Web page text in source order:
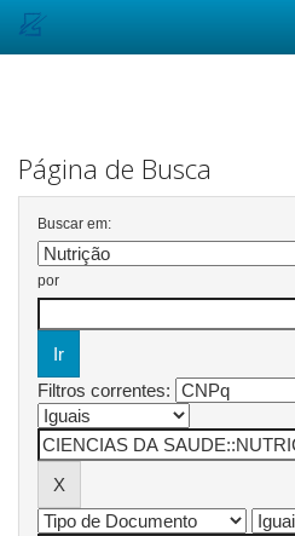
Página de Busca
Buscar em:
por
Filtros correntes: